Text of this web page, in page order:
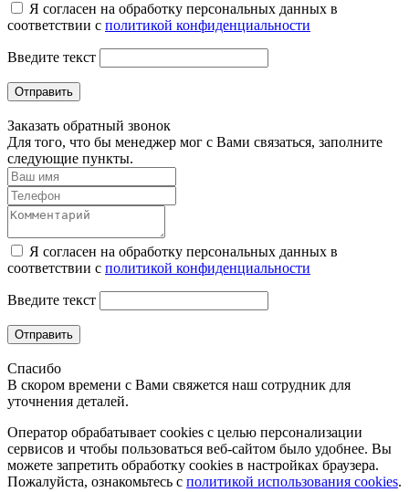
Я согласен на обработку персональных данных в
соответствии с политикой конфиденциальности
Введите текст
Отправить
Заказать обратный звонок
Для того, что бы менеджер мог с Вами связаться, заполните
следующие пункты.
Я согласен на обработку персональных данных в
соответствии с политикой конфиденциальности
Введите текст
Отправить
Спасибо
В скором времени с Вами свяжется наш сотрудник для
уточнения деталей.
Оператор обрабатывает cookies с целью персонализации
сервисов и чтобы пользоваться веб-сайтом было удобнее. Вы
можете запретить обработку сookies в настройках браузера.
Пожалуйста, ознакомьтесь с политикой использования cookies.